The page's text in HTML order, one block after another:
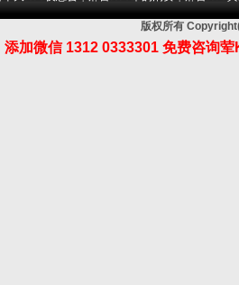
版权所有
添加微信 1312 0333301 免费咨询